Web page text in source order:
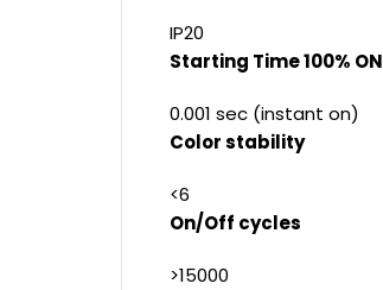
IP20
Starting Time 100% ON
0.001 sec (instant on)
Color stability
<6
On/Off cycles
>15000